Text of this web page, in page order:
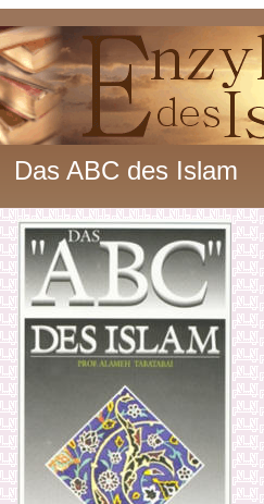
Das ABC des Islam